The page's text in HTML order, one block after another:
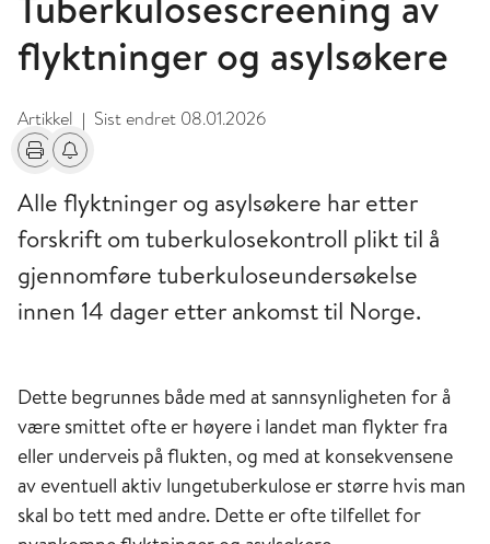
flyktninger og asylsøkere
Artikkel | Sist endret 08.01.2026
Skriv utFå varsel om endringer
Alle flyktninger og asylsøkere har etter
forskrift om tuberkulosekontroll plikt til å
gjennomføre tuberkuloseundersøkelse
innen 14 dager etter ankomst til Norge.
Dette begrunnes både med at sannsynligheten for å
være smittet ofte er høyere i landet man flykter fra
eller underveis på flukten, og med at konsekvensene
av eventuell aktiv lungetuberkulose er større hvis man
skal bo tett med andre. Dette er ofte tilfellet for